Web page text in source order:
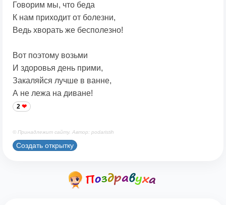
Говорим мы, что беда
К нам приходит от болезни,
Ведь хворать же бесполезно!
Вот поэтому возьми
И здоровья день прими,
Закаляйся лучше в ванне,
А не лежа на диване!
2
© Принадлежит сайту. Автор: podaristih
Создать открытку